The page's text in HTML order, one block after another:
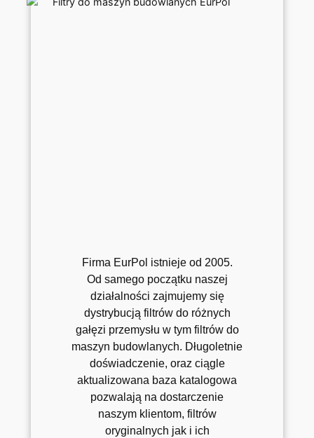
Firma EurPol istnieje od 2005.
Od samego początku naszej
działalności zajmujemy się
dystrybucją filtrów do różnych
gałęzi przemysłu w tym filtrów do
maszyn budowlanych. Długoletnie
doświadczenie, oraz ciągle
aktualizowana baza katalogowa
pozwalają na dostarczenie
naszym klientom, filtrów
oryginalnych jak i ich